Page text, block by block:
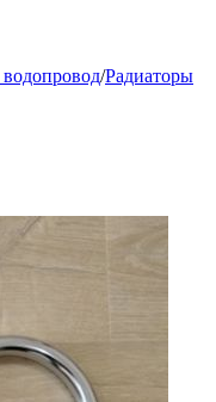
/Радиаторы